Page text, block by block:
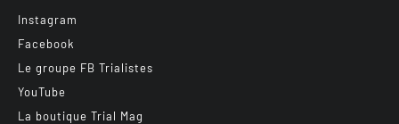
Instagram
Facebook
Le groupe FB Trialistes
YouTube
La boutique Trial Mag